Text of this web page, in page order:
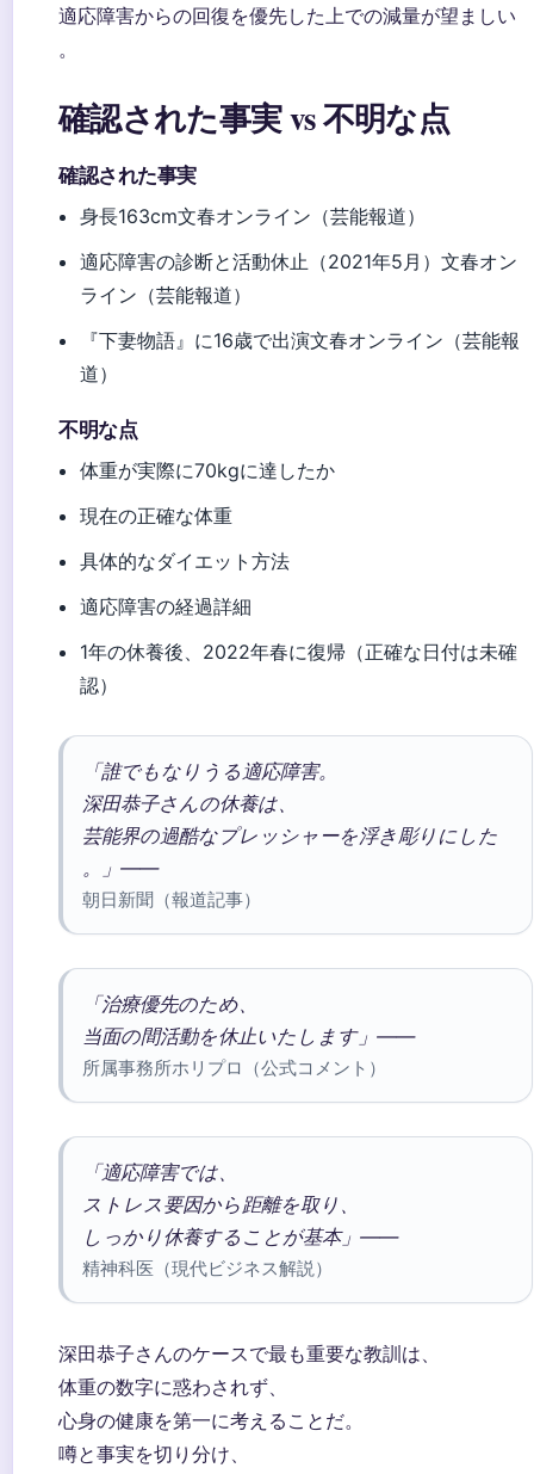
適応障害からの回復を優先した上での減量が望ましい
。
確認された事実 vs 不明な点
確認された事実
身長163cm文春オンライン（芸能報道）
適応障害の診断と活動休止（2021年5月）文春オン
ライン（芸能報道）
『下妻物語』に16歳で出演文春オンライン（芸能報
道）
不明な点
体重が実際に70kgに達したか
現在の正確な体重
具体的なダイエット方法
適応障害の経過詳細
1年の休養後、2022年春に復帰（正確な日付は未確
認）
「誰でもなりうる適応障害。
深田恭子さんの休養は、
芸能界の過酷なプレッシャーを浮き彫りにした
。」——
朝日新聞（報道記事）
「治療優先のため、
当面の間活動を休止いたします」——
所属事務所ホリプロ（公式コメント）
「適応障害では、
ストレス要因から距離を取り、
しっかり休養することが基本」——
精神科医（現代ビジネス解説）
深田恭子さんのケースで最も重要な教訓は、
体重の数字に惑わされず、
心身の健康を第一に考えることだ。
噂と事実を切り分け、